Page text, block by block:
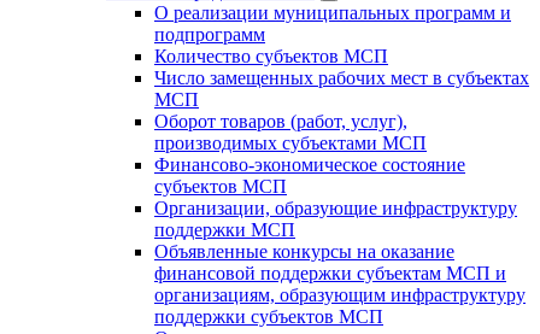
О реализации муниципальных программ и
подпрограмм
Количество субъектов МСП
Число замещенных рабочих мест в субъектах
МСП
Оборот товаров (работ, услуг),
производимых субъектами МСП
Финансово-экономическое состояние
субъектов МСП
Организации, образующие инфраструктуру
поддержки МСП
Объявленные конкурсы на оказание
финансовой поддержки субъектам МСП и
организациям, образующим инфраструктуру
поддержки субъектов МСП